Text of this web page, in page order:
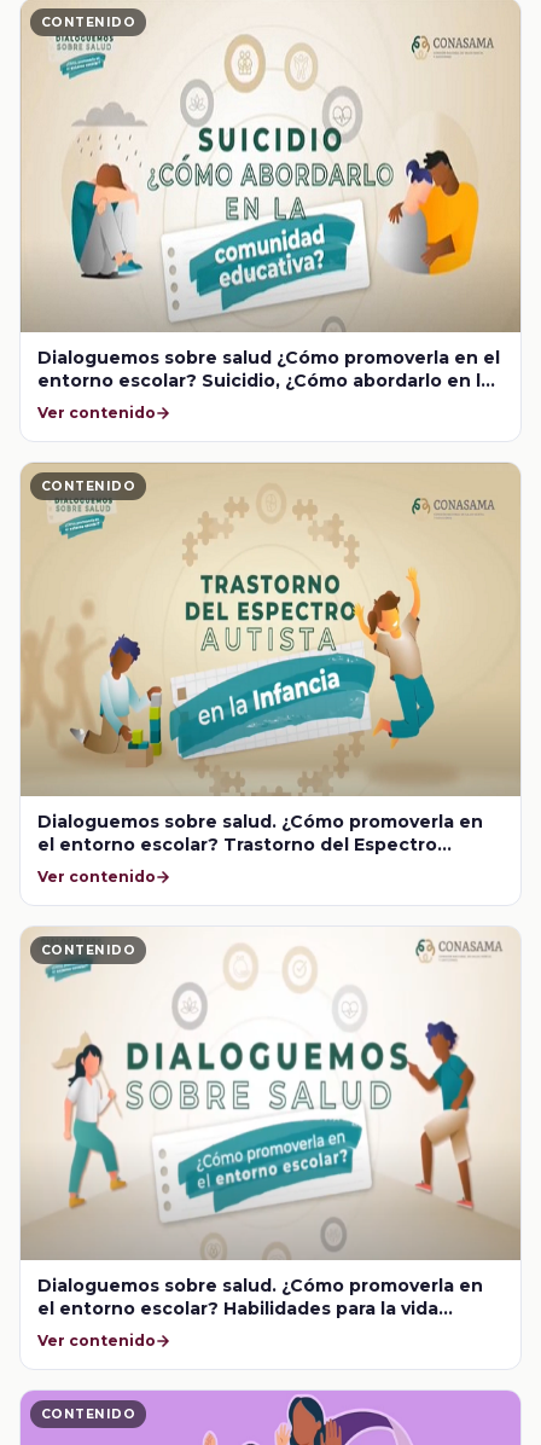
CONTENIDO
Dialoguemos sobre salud ¿Cómo promoverla en el
entorno escolar? Suicidio, ¿Cómo abordarlo en la
comunidad educativa?
Ver contenido
CONTENIDO
Dialoguemos sobre salud. ¿Cómo promoverla en
el entorno escolar? Trastorno del Espectro
Autista en la infancia
Ver contenido
CONTENIDO
Dialoguemos sobre salud. ¿Cómo promoverla en
el entorno escolar? Habilidades para la vida
dentro del aula
Ver contenido
CONTENIDO